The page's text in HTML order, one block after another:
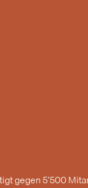
gegen 5’500